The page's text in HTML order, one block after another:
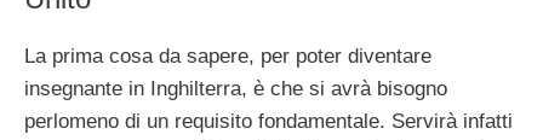
La prima cosa da sapere, per poter diventare
insegnante in Inghilterra, è che si avrà bisogno
perlomeno di un requisito fondamentale. Servirà infatti